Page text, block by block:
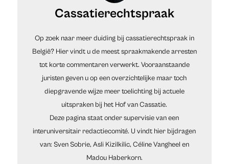
Cassatierechtspraak
Op zoek naar meer duiding bij cassatierechtspraak in
België? Hier vindt u de meest spraakmakende arresten
tot korte commentaren verwerkt. Vooraanstaande
juristen geven u op een overzichtelijke maar toch
diepgravende wijze meer toelichting bij actuele
uitspraken bij het Hof van Cassatie.
Deze pagina staat onder supervisie van een
interuniversitair redactiecomité. U vindt hier bijdragen
van: Sven Sobrie, Asli Kizilkilic, Céline Vangheel en
Madou Haberkorn.